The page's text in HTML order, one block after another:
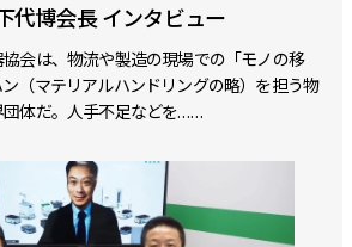
代博会長 インタビュー
会は、物流や製造の現場での「モノの移
（マテリアルハンドリングの略）を担う物
体だ。人手不足などを……